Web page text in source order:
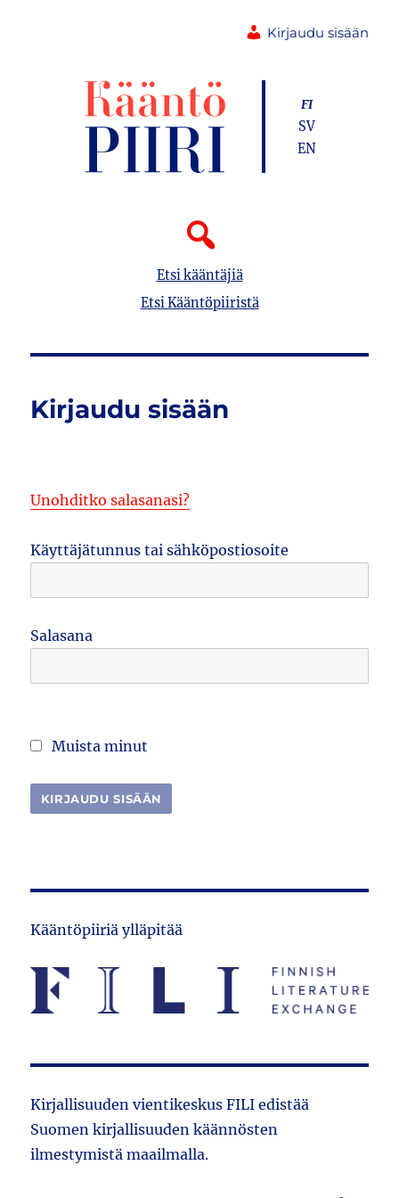
Kirjaudu sisään
Etsi kääntäjiä
Etsi Kääntöpiiristä
FI
SV
EN
Kirjaudu sisään
Unohditko salasanasi?
Käyttäjätunnus tai sähköpostiosoite
Salasana
Muista minut
Kääntöpiiriä ylläpitää
Kirjallisuuden vientikeskus FILI edistää
Suomen kirjallisuuden käännösten
ilmestymistä maailmalla.